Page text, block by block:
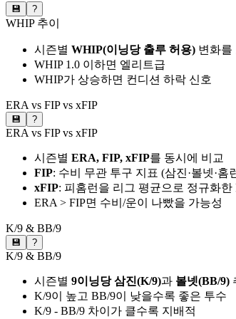
💾 ?
WHIP 추이
시즌별 WHIP(이닝당 출루 허용) 변화를
WHIP 1.0 이하면 엘리트급
WHIP가 상승하면 컨디션 하락 신호
ERA vs FIP vs xFIP
💾 ?
ERA vs FIP vs xFIP
시즌별 ERA, FIP, xFIP를 동시에 비교
FIP: 수비 무관 투구 지표 (삼진·볼넷·홈
xFIP: 피홈런을 리그 평균으로 정규화한
ERA > FIP면 수비/운이 나빴을 가능성
K/9 & BB/9
💾 ?
K/9 & BB/9
시즌별 9이닝당 삼진(K/9)과 볼넷(BB/9)
K/9이 높고 BB/9이 낮을수록 좋은 투수
K/9 - BB/9 차이가 클수록 지배적